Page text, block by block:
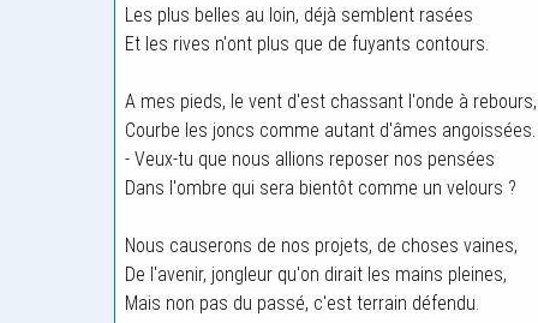
Les plus belles au loin, déjà semblent rasées
Et les rives n'ont plus que de fuyants contours.
A mes pieds, le vent d'est chassant l'onde à rebours,
Courbe les joncs comme autant d'âmes angoissées.
- Veux-tu que nous allions reposer nos pensées
Dans l'ombre qui sera bientôt comme un velours ?
Nous causerons de nos projets, de choses vaines,
De l'avenir, jongleur qu'on dirait les mains pleines,
Mais non pas du passé, c'est terrain défendu.